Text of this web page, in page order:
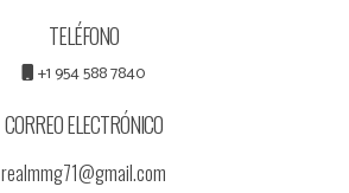
TELÉFONO
+1 954 588 7840
CORREO ELECTRÓNICO
realmmg71@gmail.com